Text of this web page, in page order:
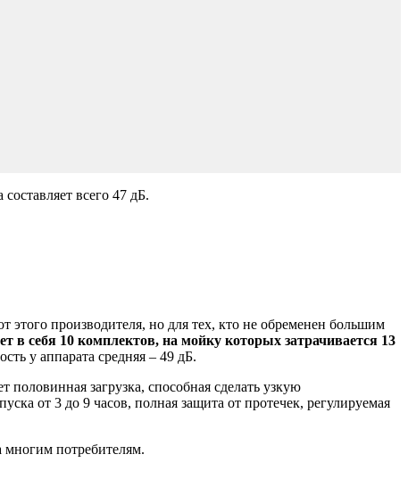
всего 47 дБ.
производителя, но для тех, кто не обременен большим
в себя 10 комплектов, на мойку которых затрачивается 13
у аппарата средняя – 49 дБ.
загрузка, способная сделать узкую
от 3 до 9 часов, полная защита от протечек, регулируемая
многим потребителям.